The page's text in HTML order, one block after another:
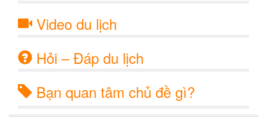
Video du lịch
Hỏi – Đáp du lịch
Bạn quan tâm chủ đề gì?